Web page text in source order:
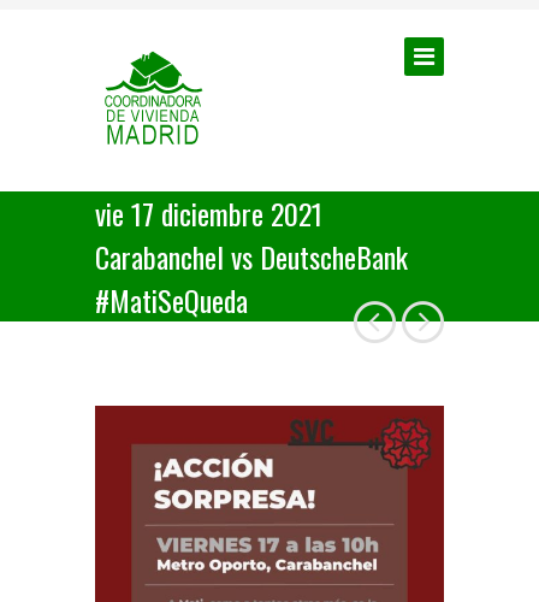
vie 17 diciembre 2021
Carabanchel vs DeutscheBank
#MatiSeQueda